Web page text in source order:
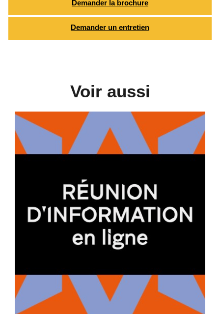
Demander la brochure
Demander un entretien
Voir aussi